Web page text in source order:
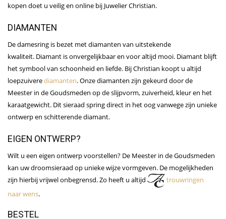
kopen doet u veilig en online bij Juwelier Christian.
DIAMANTEN
De damesring is bezet met diamanten van uitstekende
kwaliteit. Diamant is onvergelijkbaar en voor altijd mooi. Diamant blijft
het symbool van schoonheid en liefde. Bij Christian koopt u altijd
loepzuiverediamanten. Onze diamanten zijn gekeurd door de
Meester in de Goudsmeden op de slijpvorm, zuiverheid, kleur en het
karaatgewicht. Dit sieraad spring direct in het oog vanwege zijn unieke
ontwerp en schitterende diamant.
EIGEN ONTWERP?
Wilt u een eigen ontwerp voorstellen? De Meester in de Goudsmeden
kan uw droomsieraad op unieke wijze vormgeven. De mogelijkheden
zijn hierbij vrijwel onbegrensd. Zo heeft u altijd
trouwringen
naar wens.
BESTEL